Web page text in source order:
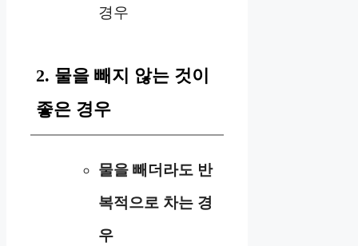
경우
2. 물을 빼지 않는 것이
좋은 경우
물을 빼더라도 반
복적으로 차는 경
우